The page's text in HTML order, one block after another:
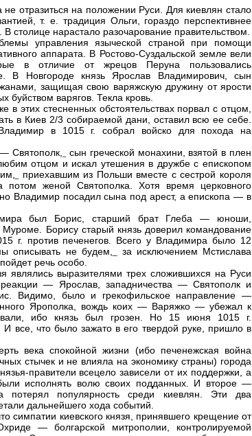
отразиться на положении Руси. Для киевлян стало
т. е. традиция Ольги, гораздо перспективнее
столице нарастало разочарование правительством.
управления языческой страной при помощи
аппарата. В Ростово-Суздальской земле вели
в отличие от жрецов Перуна пользовались
В Новгороде князь Ярослав Владимирович, сын
защищая свою варяжскую дружину от ярости
буйством варягов. Текла кровь.
в этих стесненных обстоятельствах порвал с отцом,
в Киев 2/3 собираемой дани, оставил всю ее себе.
в 1015 г. собрал войско для похода на
Святополк,
сын греческой монахини, взятой в плен
отцом и искал утешения в дружбе с епископом
приехавшим из Польши вместе с сестрой короля
потом женой Святополка. Хотя время церковного
Владимир посадил сына под арест, а епископа — в
был Борис, старший брат Глеба — юноши,
Борису старый князь доверил командование
г. против печенегов. Всего у Владимира было 12
описывать не будем,
за исключением Мстислава
речь особо.
являлись выразителями трех сложившихся на Руси
реакции — Ярослав, западничества — Святополк и
Видимо, было и грекофильское направление —
Ярополка, вождь коих — Варяжко — убежал к
ибо князь был грозен. Но 15 июня 1015 г.
все, что было зажато в его твердой руке, пришло в
века спокойной жизни (ибо печенежская война
стычек и не влияла на экономику страны) города
правители всецело зависели от их поддержки, а
исполнять волю своих подданных. И второе —
потерял популярность среди киевлян. Эти два
дальнейшего хода событий.
симпатии киевского князя, принявшего крещение от
— болгарской митрополии, контролируемой